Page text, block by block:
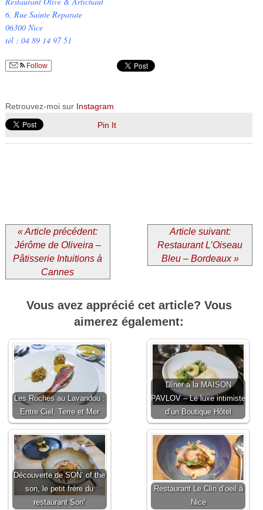
6, Rue Sainte Reparate
06300 Nice
tél : 04 89 14 97 51
Follow
Retrouvez-moi sur Instagram
Pin It
« Article précédent:
Jérôme de Oliveira –
Pâtisserie Intuitions à
Cannes
Article suivant:
Restaurant L’Oiseau
Bleu – Bordeaux »
Vous avez apprécié cet article? Vous
aimerez également:
Les Roches au Lavandou :
Entre Ciel, Terre et Mer
Dîner à la MAISON
PAVLOV – Le luxe intimiste
d’un Boutique Hôtel
Découverte de SON’ of the
son, le petit frère du
restaurant Son’
Restaurant Le Clin d’oeil à
Nice